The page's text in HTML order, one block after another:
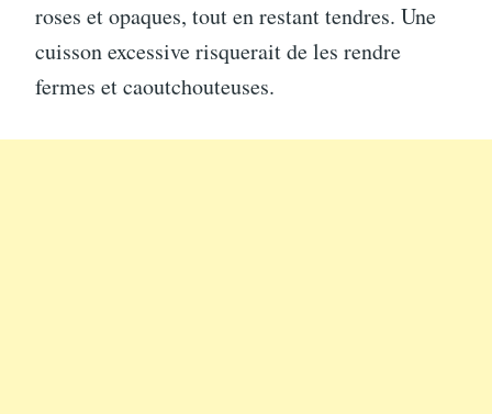
roses et opaques, tout en restant tendres. Une
cuisson excessive risquerait de les rendre
fermes et caoutchouteuses.